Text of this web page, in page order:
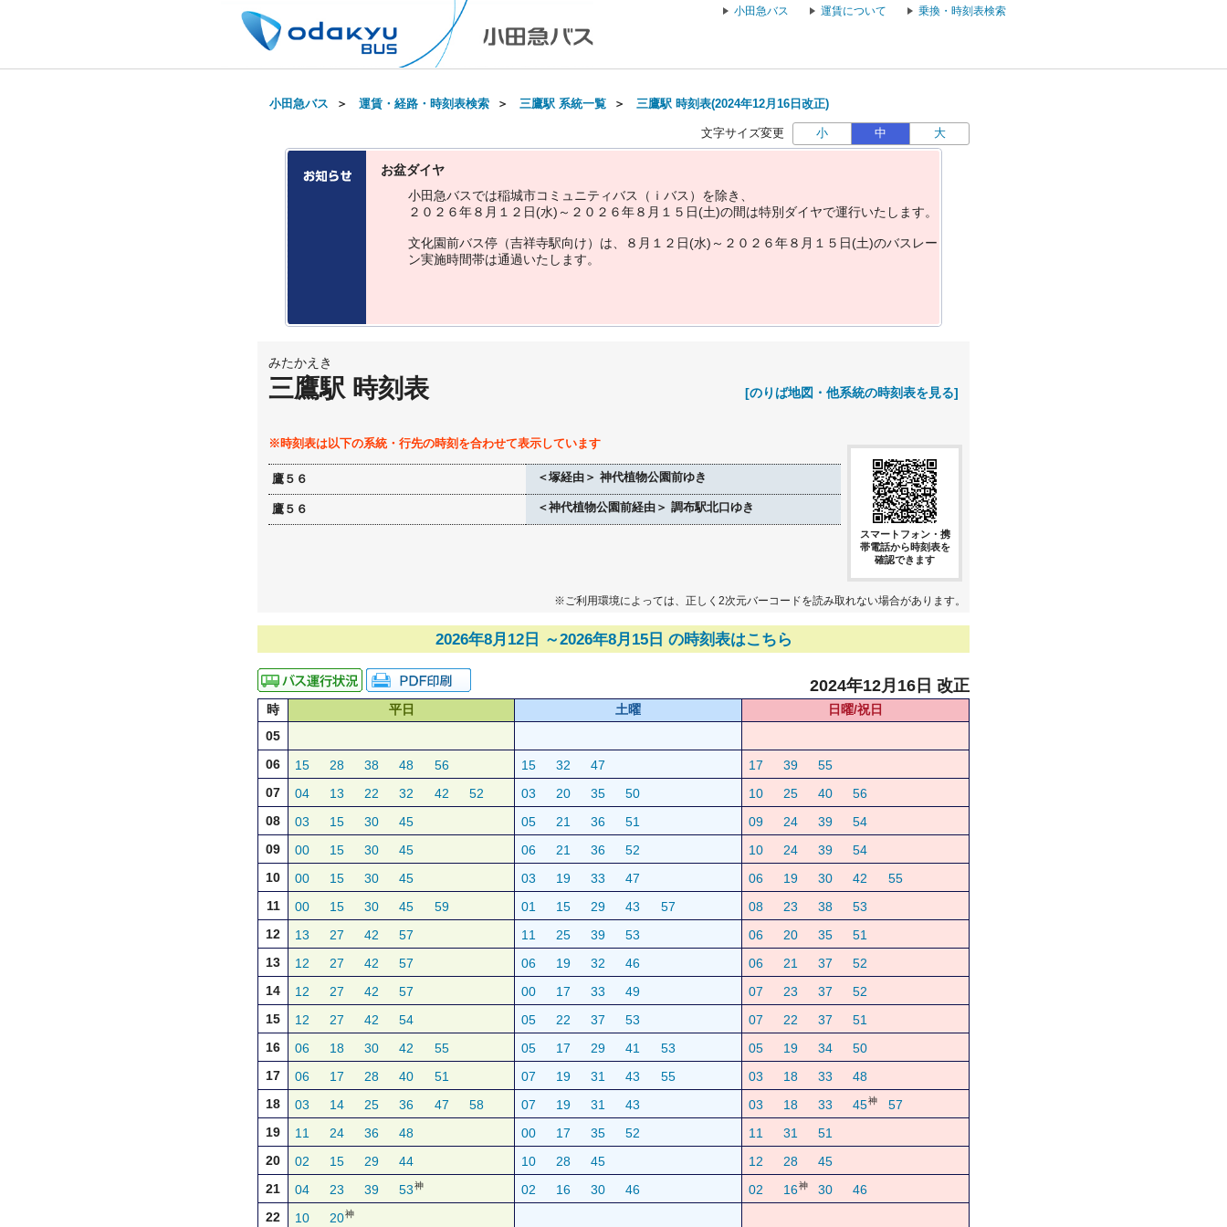
小田急バス 運賃について 乗換・時刻表検索
小田急バス ＞ 運賃・経路・時刻表検索 ＞ 三鷹駅 系統一覧 ＞ 三鷹駅 時刻表(2024年12月16日改正)
文字サイズ変更 小 中 大
お盆ダイヤ
小田急バスでは稲城市コ ミ ュ ニテ ィバス （ ｉ バス ） を除き
２ ０ ２ ６年８ 月 １ ２ 日(水) ～ ２ ０ ２ ６年８ 月 １ ５ 日(土)の間は特別 ダイヤで運行いた し ます。
文化園前バス停 （吉祥寺駅向け） は ８ 月 １ ２ 日(水) ～ ２ ０ ２ ６年８ 月 １ ５ 日(土)のバス レー
ン実施時間帯は通過いた し ます。
みたかえき
三鷹駅 時刻表 [のりば地図・他系統の時刻表を見る]
※時刻表は以下の系統・行先の時刻を合わせて表示しています
鷹５６ ＜塚経由＞ 神代植物公園前ゆき
鷹５６ ＜神代植物公園前経由＞ 調布駅北口ゆき
スマートフォン・携
帯電話から時刻表を
確認できます
※ご利用環境によっては、正しく2次元バーコードを読み取れない場合があります。
2026年8月12日 ～2026年8月15日 の時刻表はこちら
2024年12月16日 改正
時 平日 土曜
日曜/祝日
05
06
15 28 38 48 56 15 32 47 17 39
55
07
04 13 22 32 42 52 03 20 35 50 10 25 40
56
08
03 15 30 45 05 21 36 51 09 24 39
54
09
00 15 30 45 06 21 36 52 10 24 39
54
10
00 15 30 45 03 19 33 47 06 19 30 42
55
11
00 15 30 45 59 01 15 29 43 57 08 23 38
53
12
13 27 42 57 11 25 39 53 06 20 35
51
13
12 27 42 57 06 19 32 46 06 21 37
52
14
12 27 42 57 00 17 33 49 07 23 37
52
15
12 27 42 54 05 22 37 53 07 22 37
51
16
06 18 30 42 55 05 17 29 41 53 05 19 34
50
17
06 17 28 40 51 07 19 31 43 55 03 18 33
48
18
03 14 25 36 47 58 07 19 31 43 03 18 33 45神
57
19
11 24 36 48 00 17 35 52 11 31
51
20
02 15 29 44 10 28 45 12 28
45
21
04 23 39 53 神 02 16 30 46 02 16神 30
46
22
10 20神